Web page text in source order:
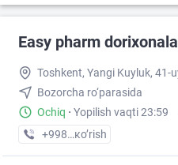
Easy pharm
Toshkent, Yangi Kuyluk, 41-
Bozorcha ro‘parasida
Ochiq · Yopilish vaqti 23:59
+998 (97) XXX-XX-XX
кo’rish